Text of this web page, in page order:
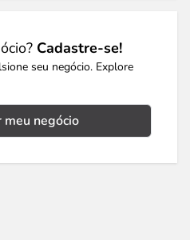
Cadastre-se!
seu negócio. Explore
meu negócio